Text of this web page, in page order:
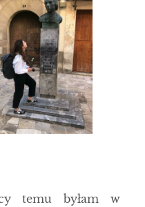
temu byłam w